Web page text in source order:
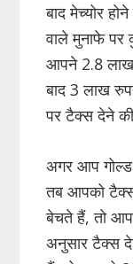
बाद मेच्योर
वाले मुनाफे पर
आपने 2.8 लाख
बाद 3 लाख
पर टैक्स देने
अगर आप
तब आपको
बेचते हैं, तो
अनुसार टैक्स